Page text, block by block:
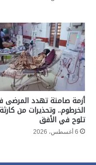
أزمة صامتة تهدد المرضى
الخرطوم.. وتحذيرات من
تلوح في الأفق
6 أغسطس، 2026